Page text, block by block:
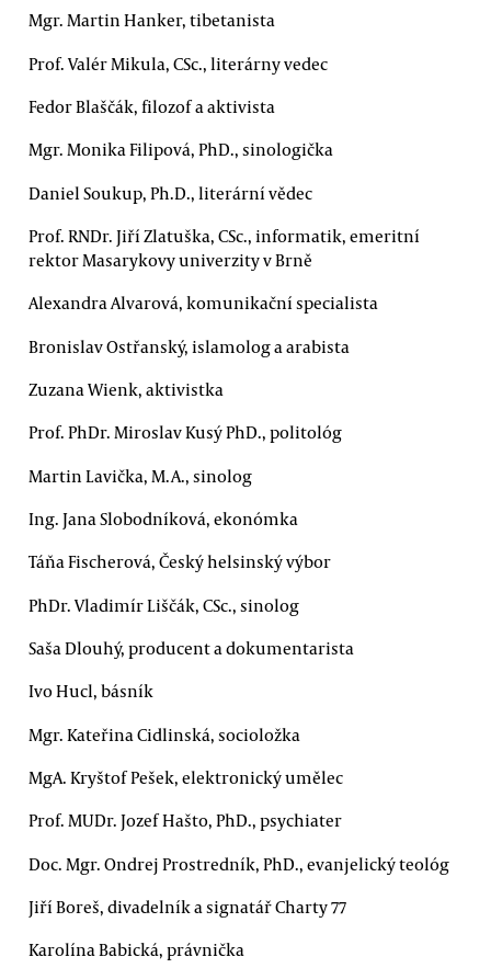
Mgr. Martin Hanker, tibetanista
Prof. Valér Mikula, CSc., literárny vedec
Fedor Blaščák, filozof a aktivista
Mgr. Monika Filipová, PhD., sinologička
Daniel Soukup, Ph.D., literární vědec
Prof. RNDr. Jiří Zlatuška, CSc., informatik, emeritní
rektor Masarykovy univerzity v Brně
Alexandra Alvarová, komunikační specialista
Bronislav Ostřanský, islamolog a arabista
Zuzana Wienk, aktivistka
Prof. PhDr. Miroslav Kusý PhD., politológ
Martin Lavička, M.A., sinolog
Ing. Jana Slobodníková, ekonómka
Táňa Fischerová, Český helsinský výbor
PhDr. Vladimír Liščák, CSc., sinolog
Saša Dlouhý, producent a dokumentarista
Ivo Hucl, básník
Mgr. Kateřina Cidlinská, socioložka
MgA. Kryštof Pešek, elektronický umělec
Prof. MUDr. Jozef Hašto, PhD., psychiater
Doc. Mgr. Ondrej Prostredník, PhD., evanjelický teológ
Jiří Boreš, divadelník a signatář Charty 77
Karolína Babická, právnička